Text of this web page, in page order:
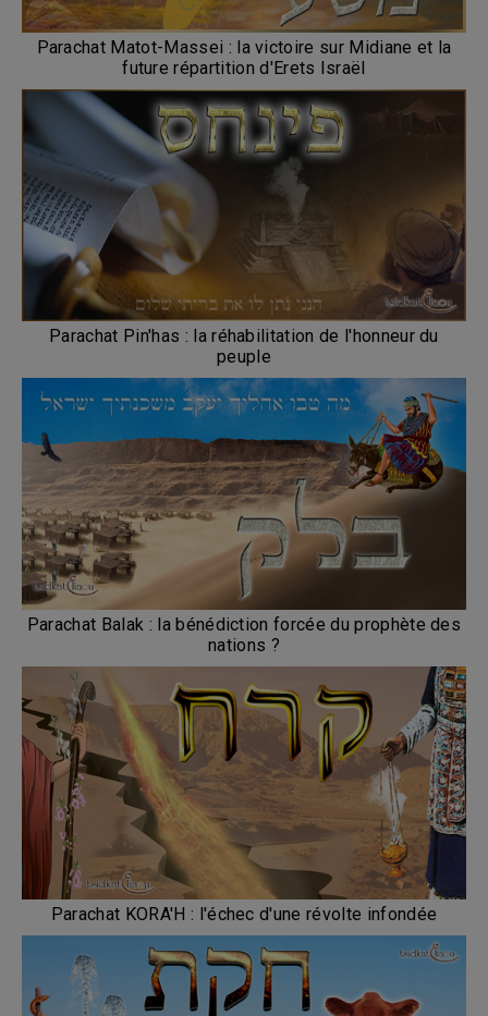
Parachat Matot-Massei : la victoire sur Midiane et la
future répartition d'Erets Israël
Parachat Pin'has : la réhabilitation de l'honneur du
peuple
Parachat Balak : la bénédiction forcée du prophète des
nations ?
Parachat KORA'H : l'échec d'une révolte infondée